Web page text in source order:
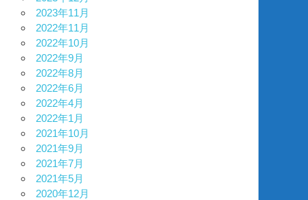
2023年11月
2022年11月
2022年10月
2022年9月
2022年8月
2022年6月
2022年4月
2022年1月
2021年10月
2021年9月
2021年7月
2021年5月
2020年12月